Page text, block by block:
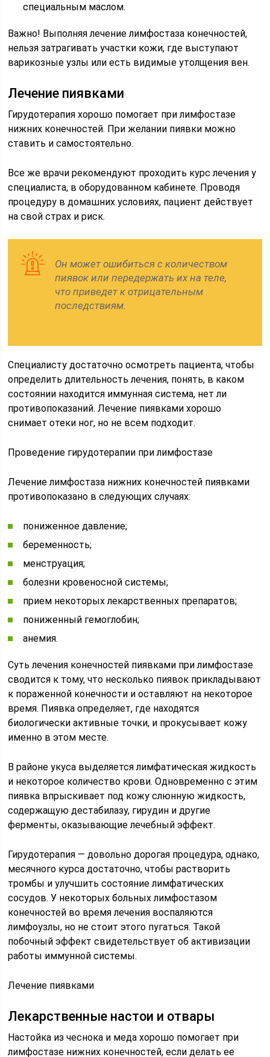
специальным маслом.
Важно! Выполняя лечение лимфостаза конечностей,
нельзя затрагивать участки кожи, где выступают
варикозные узлы или есть видимые утолщения вен.
Лечение пиявками
Гирудотерапия хорошо помогает при лимфостазе
нижних конечностей. При желании пиявки можно
ставить и самостоятельно.
Все же врачи рекомендуют проходить курс лечения у
специалиста, в оборудованном кабинете. Проводя
процедуру в домашних условиях, пациент действует
на свой страх и риск.
Он может ошибиться с количеством
пиявок или передержать их на теле,
что приведет к отрицательным
последствиям.
Специалисту достаточно осмотреть пациента, чтобы
определить длительность лечения, понять, в каком
состоянии находится иммунная система, нет ли
противопоказаний. Лечение пиявками хорошо
снимает отеки ног, но не всем подходит.
Проведение гирудотерапии при лимфостазе
Лечение лимфостаза нижних конечностей пиявками
противопоказано в следующих случаях:
пониженное давление;
беременность;
менструация;
болезни кровеносной системы;
прием некоторых лекарственных препаратов;
пониженный гемоглобин;
анемия.
Суть лечения конечностей пиявками при лимфостазе
сводится к тому, что несколько пиявок прикладывают
к пораженной конечности и оставляют на некоторое
время. Пиявка определяет, где находятся
биологически активные точки, и прокусывает кожу
именно в этом месте.
В районе укуса выделяется лимфатическая жидкость
и некоторое количество крови. Одновременно с этим
пиявка впрыскивает под кожу слюнную жидкость,
содержащую дестабилазу, гирудин и другие
ферменты, оказывающие лечебный эффект.
Гирудотерапия — довольно дорогая процедура, однако,
месячного курса достаточно, чтобы растворить
тромбы и улучшить состояние лимфатических
сосудов. У некоторых больных лимфостазом
конечностей во время лечения воспаляются
лимфоузлы, но не стоит этого пугаться. Такой
побочный эффект свидетельствует об активизации
работы иммунной системы.
Лечение пиявками
Лекарственные настои и отвары
Настойка из чеснока и меда хорошо помогает при
лимфостазе нижних конечностей, если делать ее